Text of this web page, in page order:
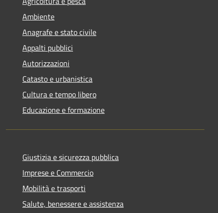
Ambiente
Anagrafe e stato civile
Appalti pubblici
Autorizzazioni
Catasto e urbanistica
Cultura e tempo libero
Educazione e formazione
Giustizia e sicurezza pubblica
Imprese e Commercio
Mobilità e trasporti
Salute, benessere e assistenza